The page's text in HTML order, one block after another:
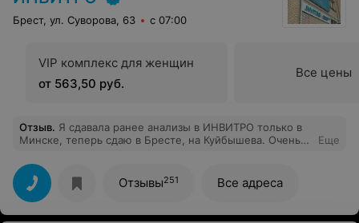
Брест, ул. Cуворова, 63 с 07:00
VIP комплекс для женщин
от 563,50 руб.
Все цены
Отзыв. Я сдавала ранее анализы в ИНВИТРО только в
Минске, теперь сдаю в Бресте, на Куйбышева. Очень
Ольги. Брала кровь маленькая девочка(Ольга П.. По
моему), на вид не скажешь что опытная, но оказалась
более чем. Очень приятное обслуживание и
безболезненное взятие крови. Спасибо Вам! Думаю эти
девочки достойны премии
Еще
Отзывы251 Все адреса